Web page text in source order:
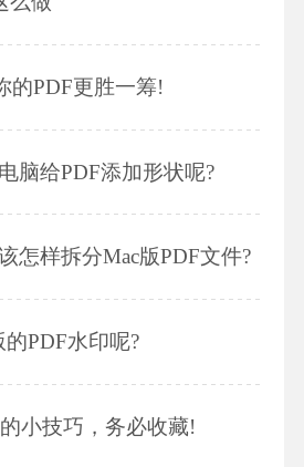
的PDF更胜一筹!
脑给PDF添加形状呢?
怎样拆分Mac版PDF文件?
PDF水印呢?
小技巧，务必收藏!